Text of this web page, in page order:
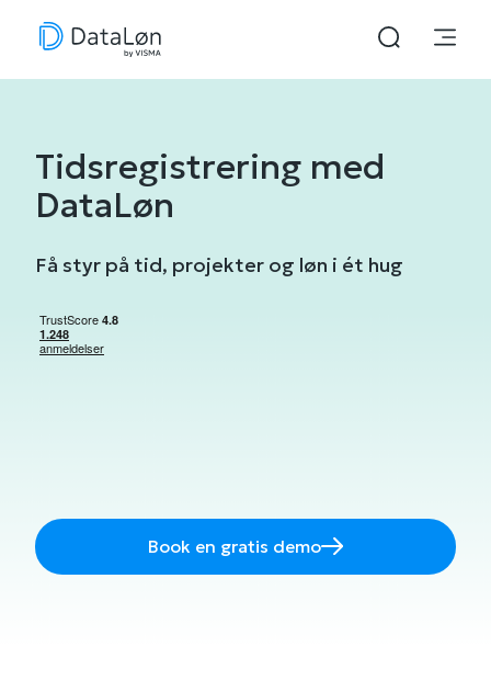
Tidsregistrering med
DataLøn
Få styr på tid, projekter og løn i ét hug
Book en gratis demo